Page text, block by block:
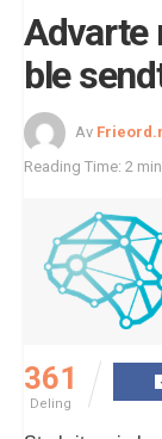
Advarte
ble
Av
Reading Time: 2
361
Deling